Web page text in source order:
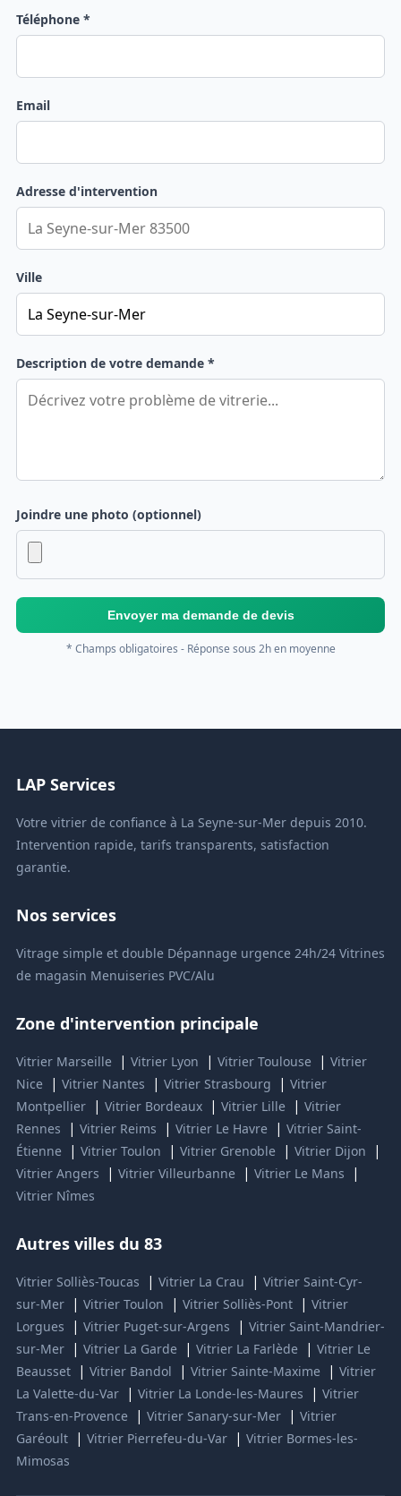
Téléphone *
Email
Adresse d'intervention
Ville
Description de votre demande *
Joindre une photo (optionnel)
Envoyer ma demande de devis
* Champs obligatoires - Réponse sous 2h en moyenne
LAP Services
Votre vitrier de confiance à La Seyne-sur-Mer depuis 2010.
Intervention rapide, tarifs transparents, satisfaction
garantie.
Nos services
Vitrage simple et double Dépannage urgence 24h/24 Vitrines
de magasin Menuiseries PVC/Alu
Zone d'intervention principale
Vitrier Marseille | Vitrier Lyon | Vitrier Toulouse | Vitrier
Nice
| Vitrier Nantes | Vitrier Strasbourg | Vitrier
Montpellier | Vitrier Bordeaux | Vitrier Lille | Vitrier
Rennes
| Vitrier Reims | Vitrier Le Havre | Vitrier Saint-
Étienne
| Vitrier Toulon | Vitrier Grenoble | Vitrier Dijon |
Vitrier Angers | Vitrier Villeurbanne | Vitrier Le Mans |
Vitrier Nîmes
Autres villes du 83
Vitrier Solliès-Toucas | Vitrier La Crau | Vitrier Saint-Cyr-
sur-Mer | Vitrier Toulon | Vitrier Solliès-Pont | Vitrier
Lorgues
| Vitrier Puget-sur-Argens | Vitrier Saint-Mandrier-
sur-Mer | Vitrier La Garde | Vitrier La Farlède | Vitrier Le
Beausset | Vitrier Bandol | Vitrier Sainte-Maxime | Vitrier
La Valette-du-Var | Vitrier La Londe-les-Maures | Vitrier
Trans-en-Provence
| Vitrier Sanary-sur-Mer | Vitrier
Garéoult | Vitrier Pierrefeu-du-Var | Vitrier Bormes-les-
Mimosas